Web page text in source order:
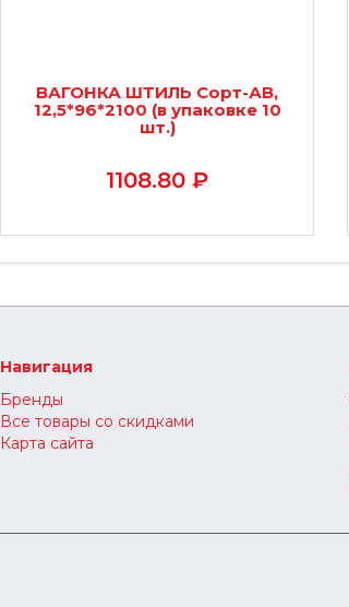
ВАГОНКА ШТИЛЬ Сорт-АВ,
12,5*96*2100 (в упаковке 10
шт.)
1108.80 ₽
Навигация
Бренды
Все товары со скидками
Карта сайта